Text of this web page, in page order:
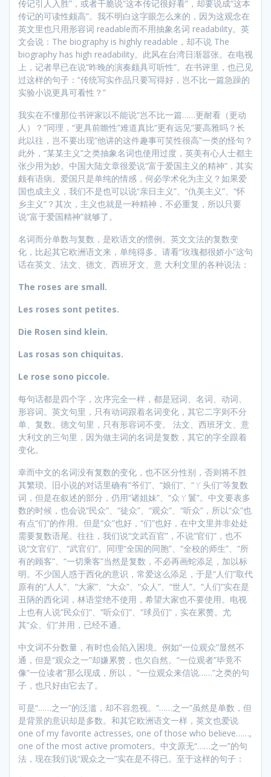
传记引人入胜”，或者干脆说“这本传记很好看”，却要说成“这本
传记的可读性颇高”。我不明白这字眼怎么来的，因为这观念在
英文里也只用形容词 readable而不用抽象名词 readability。英
文会说：The biography is highly readable，却不说 The
biography has high readability。此风在台湾日渐嚣张。在电视
上，记者早已在说“昨晚的演奏颇具可听性”。在书评里，也已见
过这样的句子：“传统写实作品只要写得好，岂不比一篇急躁的
实验小说更具可看性？”
我实在不懂那位书评家以不能说“岂不比一篇……更耐看（更动
人）？”同理，“更具前瞻性”难道真比“更有远见”要高雅吗？长
此以往，岂不要出现“他讲的这件趣事可笑性很高”一类的怪句？
此外，“某某主义”之类抽象名词也使用过度，英美有心人士都主
张少用为妙。中国大陆文章很爱说“富于爱国主义的精神”，其实
颇有语病。爱国只是单纯的情感，何必学术化为主义？如果爱
国也成主义，我们不是也可以说“亲日主义”、“仇美主义”、“怀
乡主义”？其次，主义也就是一种精神，不必重复，所以只要
说“富于爱国精神”就够了。
名词而分单数与复数，是欧语文的惯例。英文文法的复数变
化，比起其它欧洲语文来，单纯得多。请看“玫瑰都很娇小”这句
话在英文、法文、德文、西班牙文、意 大利文里的各种说法：
The roses are small.
Les roses sont petites.
Die Rosen sind klein.
Las rosas son chiquitas.
Le rose sono piccole.
每句话都是四个字，次序完全一样，都是冠词、名词、动词、
形容词。英文句里，只有动词跟着名词变化，其它二字则不分
单、复数。德文句里，只有形容词不变。 法文、西班牙文、意
大利文的三句里，因为做主词的名词是复数，其它的字全跟着
变化。
幸而中文的名词没有复数的变化，也不区分性别，否则将不胜
其繁琐。旧小说的对话里确有“爷们”、“娘们”、“ㄚ头们”等复数
词，但是在叙述的部分，仍用“诸姐妹”、“众ㄚ鬟”。中文要表多
数的时候，也会说“民众”、“徒众”、“观众”、“听众”，所以“众”也
有点“们”的作用。但是“众”也好，“们”也好，在中文里并非处处
需要复数语尾。往往，我们说“文武百官”，不说“官们”，也不
说“文官们”、“武官们”。同理“全国的同胞”、“全校的师生”、“所
有的顾客”、“一切乘客”当然是复数，不必再画蛇添足，加以标
明。不少国人惑于西化的意识，常爱这么添足，于是“人们”取代
原有的“人人”、“大家”、“大众”、“众人”、“世人”。“人们”实在是
丑陃的西化词，林语堂绝不使用，希望大家也不要使用。电视
上也有人说“民众们”、“听众们”、“球员们”，实在累赘。尤
其“众、们”并用，已经不通。
中文词不分数量，有时也会陷入困境。例如“一位观众”显然不
通，但是“观众之一”却嫌累赘，也欠自然。“一位观者”毕竟不
像“一位读者”那么现成，所以， “一位观众来信说……”之类的句
子，也只好由它去了。
可是“……之一”的泛滥，却不容忽视。“……之一”虽然是单数，但
是背景的意识却是多数。和其它欧洲语文一样，英文也爱说
one of my favorite actresses, one of those who believe……,
one of the most active promoters。中文原无“……之一”的句
法，现在我们说“观众之一”实在是不得已。至于这样的句子：